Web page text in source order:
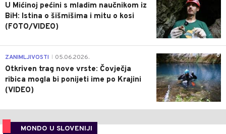
U Mićinoj pećini s mladim naučnikom iz
BiH: Istina o šišmišima i mitu o kosi
(FOTO/VIDEO)
0
ZANIMLJIVOSTI 05.06.2026.
Otkriven trag nove vrste: Čovječja
ribica mogla bi ponijeti ime po Krajini
(VIDEO)
MONDO U SLOVENIJI